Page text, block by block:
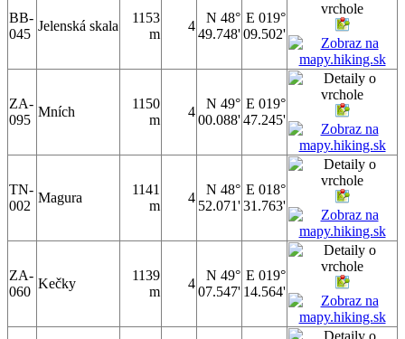
BB-
045
Jelenská skala
1153
m
4
N 48°
49.748'
E 019°
09.502'
ZA-
095
Mních
1150
m
4
N 49°
00.088'
E 019°
47.245'
TN-
002
Magura
1141
m
4
N 48°
52.071'
E 018°
31.763'
ZA-
060
Kečky
1139
m
4
N 49°
07.547'
E 019°
14.564'